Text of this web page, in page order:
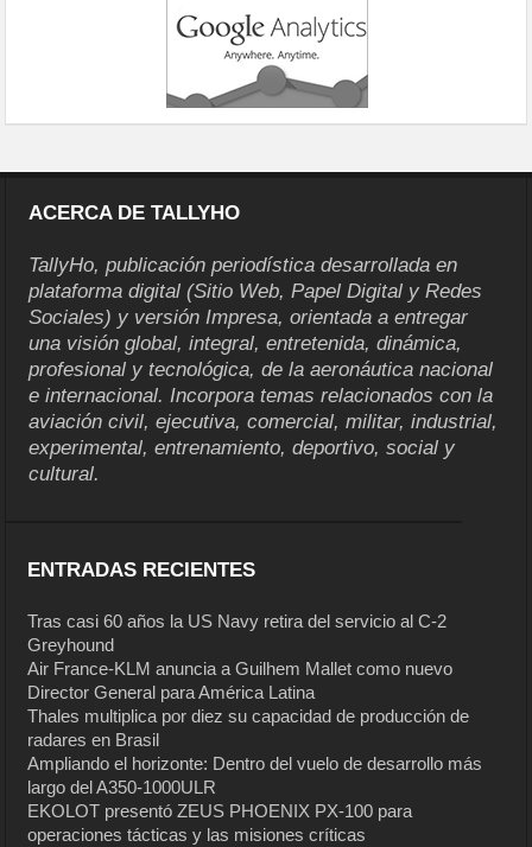
ACERCA DE TALLYHO
TallyHo, publicación periodística desarrollada en
plataforma digital (Sitio Web, Papel Digital y Redes
Sociales) y versión Impresa, orientada a entregar
una visión global, integral, entretenida, dinámica,
profesional y tecnológica, de la aeronáutica nacional
e internacional. Incorpora temas relacionados con la
aviación civil, ejecutiva, comercial, militar, industrial,
experimental, entrenamiento, deportivo, social y
cultural.
ENTRADAS RECIENTES
Tras casi 60 años la US Navy retira del servicio al C-2
Greyhound
Air France-KLM anuncia a Guilhem Mallet como nuevo
Director General para América Latina
Thales multiplica por diez su capacidad de producción de
radares en Brasil
Ampliando el horizonte: Dentro del vuelo de desarrollo más
largo del A350-1000ULR
EKOLOT presentó ZEUS PHOENIX PX-100 para
operaciones tácticas y las misiones críticas